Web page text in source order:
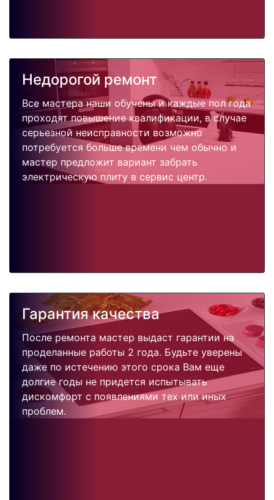
Недорогой ремонт
Все мастера наши обучены и каждые пол года
проходят повышение квалификации, в случае
серьезной неисправности возможно
потребуется больше времени чем обычно и
мастер предложит вариант забрать
электрическую плиту в сервис центр.
Гарантия качества
После ремонта мастер выдаст гарантии на
проделанные работы 2 года. Будьте уверены
даже по истечению этого срока Вам еще
долгие годы не придется испытывать
дискомфорт с появлениями тех или иных
проблем.